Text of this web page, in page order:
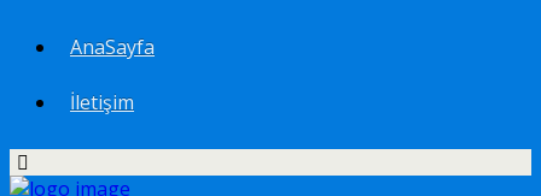
AnaSayfa
İletişim